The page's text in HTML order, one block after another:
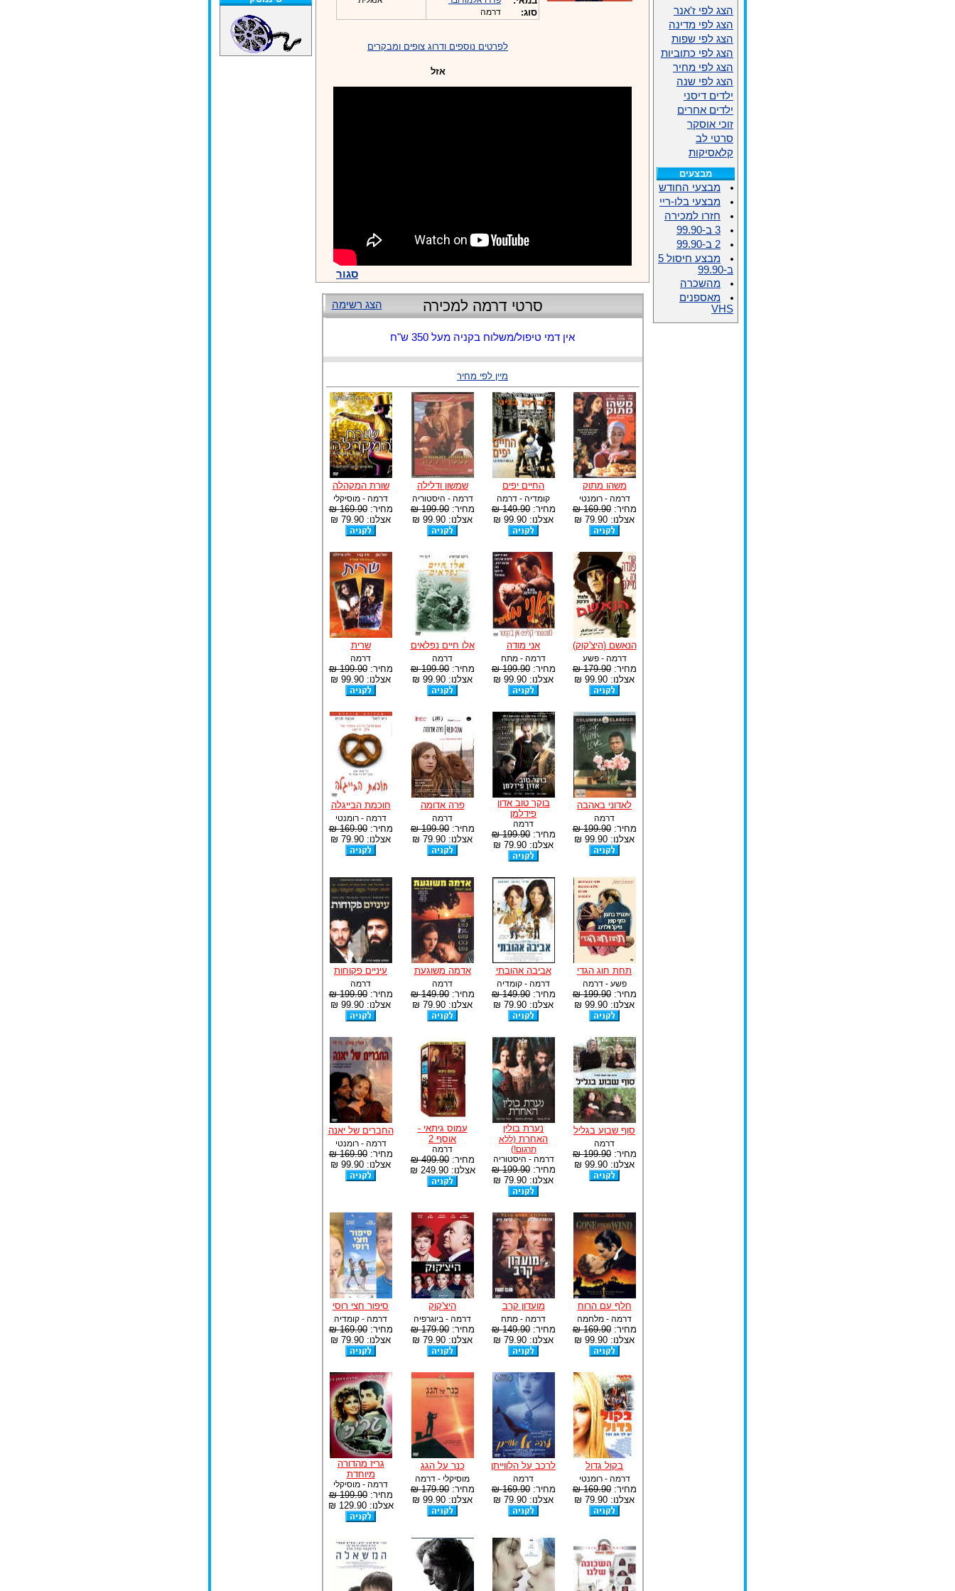
סוג: דרמה
לפרטים נוספים ודרוג צופים ומבקרים
אזל
סגור
הצג רשימה סרטי דרמה למכירה
אין דמי טיפול/משלוח בקניה מעל 350 ש"ח
מיין לפי מחיר
משהו מתוק
דרמה - רומנטי
מחיר:169.90 ₪
אצלנו: 79.90 ₪
החיים יפים
קומדיה - דרמה
מחיר:149.90 ₪
אצלנו: 99.90 ₪
שמשון ודלילה
דרמה - היסטוריה
מחיר:199.90 ₪
אצלנו: 99.90 ₪
שורת המקהלה
דרמה - מוסיקלי
מחיר:169.90 ₪
אצלנו: 79.90 ₪
הנאשם (היצ'קוק)
דרמה - פשע
מחיר:179.90 ₪
אצלנו: 99.90 ₪
אני מודה
דרמה - מתח
מחיר:199.90 ₪
אצלנו: 99.90 ₪
אלו חיים נפלאים
דרמה
מחיר:199.90 ₪
אצלנו: 99.90 ₪
שרית
דרמה
מחיר:199.90 ₪
אצלנו: 99.90 ₪
לאדוני באהבה
דרמה
מחיר:199.90 ₪
אצלנו: 99.90 ₪
בוקר טוב אדון
פידלמן
דרמה
מחיר:199.90 ₪
אצלנו: 79.90 ₪
פרה אדומה
דרמה
מחיר:199.90 ₪
אצלנו: 79.90 ₪
חוכמת הבייגלה
דרמה - רומנטי
מחיר:169.90 ₪
אצלנו: 79.90 ₪
תחת חוג הגדי
פשע - דרמה
מחיר:199.90 ₪
אצלנו: 99.90 ₪
אביבה אהובתי
דרמה - קומדיה
מחיר:149.90 ₪
אצלנו: 79.90 ₪
אדמה משוגעת
דרמה
מחיר:149.90 ₪
אצלנו: 79.90 ₪
עיניים פקוחות
דרמה
מחיר:199.90 ₪
אצלנו: 99.90 ₪
סוף שבוע בגליל
דרמה
מחיר:199.90 ₪
אצלנו: 99.90 ₪
נערת בולין
האחרת (ללא
תרגום!)
דרמה - היסטוריה
מחיר:199.90 ₪
אצלנו: 79.90 ₪
עמוס גיתאי -
אוסף 2
דרמה
מחיר:499.90 ₪
אצלנו: 249.90 ₪
החברים של יאנה
דרמה - רומנטי
מחיר:169.90 ₪
אצלנו: 99.90 ₪
חלף עם הרוח
דרמה - מלחמה
מחיר:169.90 ₪
אצלנו: 99.90 ₪
מועדון קרב
דרמה - מתח
מחיר:149.90 ₪
אצלנו: 79.90 ₪
היצ'קוק
דרמה - ביוגרפיה
מחיר:179.90 ₪
אצלנו: 79.90 ₪
סיפור חצי רוסי
דרמה - קומדיה
מחיר:169.90 ₪
אצלנו: 79.90 ₪
בקול גדול
דרמה - רומנטי
מחיר:169.90 ₪
אצלנו: 79.90 ₪
לרכב על הלווייתן
דרמה
מחיר:169.90 ₪
אצלנו: 79.90 ₪
כנר על הגג
מוסיקלי - דרמה
מחיר:179.90 ₪
אצלנו: 99.90 ₪
גריז מהדורה
מיוחדת
דרמה - מוסיקלי
מחיר:199.90 ₪
אצלנו: 129.90 ₪
הצג לפי ז'אנר
הצג לפי מדינה
הצג לפי שפות
הצג לפי כתוביות
הצג לפי מחיר
הצג לפי שנה
ילדים דיסני
ילדים אחרים
זוכי אוסקר
סרטי לב
קלאסיקות
מבצעים
מבצעי החודש
מבצעי בלו-ריי
חזרו למכירה
3 ב-99.90
2 ב-99.90
מבצע חיסול 5
ב-99.90
מהשכרה
מאספנים
VHS